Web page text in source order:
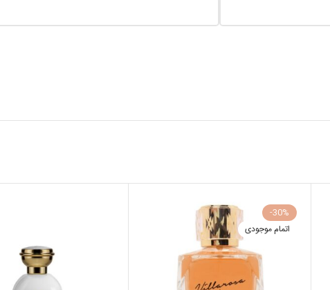
-30%
اتمام موجودی